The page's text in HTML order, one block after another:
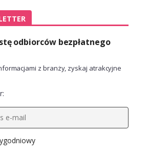
odbiorców bezpłatnego
z branży, zyskaj atrakcyjne